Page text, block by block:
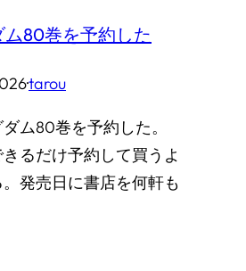
ム80巻を予約した
·tarou
ム80巻を予約した。
るだけ予約して買うよ
発売日に書店を何軒も